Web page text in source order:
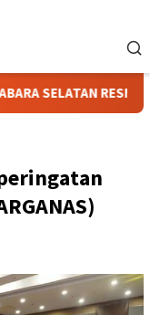
RESMI GELAR